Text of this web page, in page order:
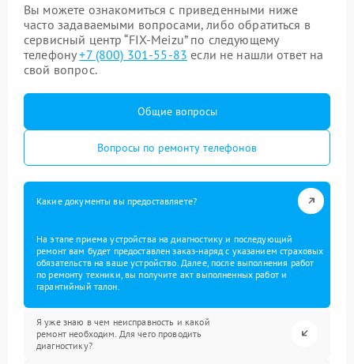
Вы можете ознакомиться с приведенными ниже
часто задаваемыми вопросами, либо обратиться в
сервисный центр “FIX-Meizu” по следующему
телефону+7 (800) 301-55-83 если не нашли ответ на
свой вопрос.
Общие вопросы
Вопросы по ремонту телефонов
Какие документы вы предоставляете?
На этапе приема устройства на диагностику и последующий
ремонт вам будет предоставлен заказ-наряд с указанием страховых
обязательств на ваше устройство. Далее, после выполнения работ
по ремонту техники, вы получите акт выполненных работ и
гарантийный талон.
Я уже знаю в чем неисправность и какой
ремонт необходим. Для чего проводить
диагностику?